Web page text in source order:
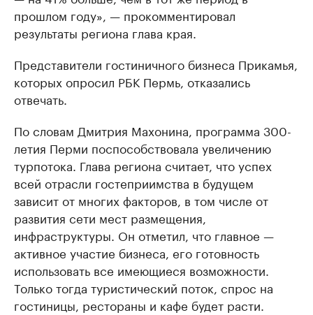
прошлом году», — прокомментировал
результаты региона глава края.
Представители гостиничного бизнеса Прикамья,
которых опросил РБК Пермь, отказались
отвечать.
По словам Дмитрия Махонина, программа 300-
летия Перми поспособствовала увеличению
турпотока. Глава региона считает, что успех
всей отрасли гостеприимства в будущем
зависит от многих факторов, в том числе от
развития сети мест размещения,
инфраструктуры. Он отметил, что главное —
активное участие бизнеса, его готовность
использовать все имеющиеся возможности.
Только тогда туристический поток, спрос на
гостиницы, рестораны и кафе будет расти.